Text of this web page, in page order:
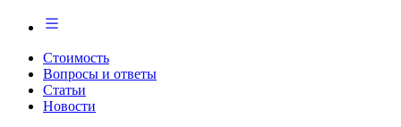
Стоимость
Вопросы и ответы
Статьи
Новости